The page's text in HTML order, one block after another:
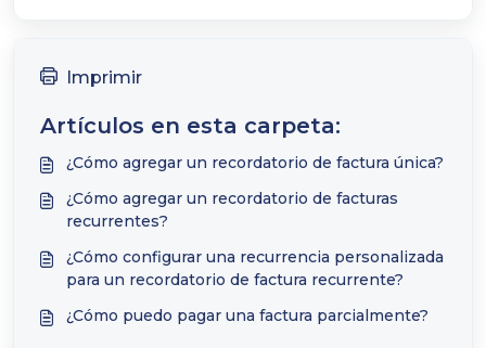
Imprimir
Artículos en esta carpeta:
¿Cómo agregar un recordatorio de factura única?
¿Cómo agregar un recordatorio de facturas
recurrentes?
¿Cómo configurar una recurrencia personalizada
para un recordatorio de factura recurrente?
¿Cómo puedo pagar una factura parcialmente?